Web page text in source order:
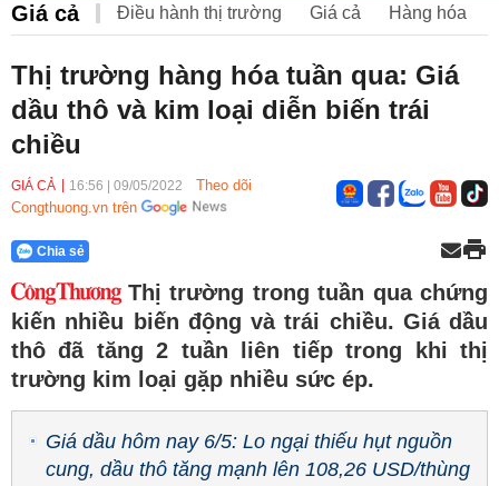
Giá cả Điều hành thị trường Giá cả Hàng hóa
Thị trường hàng hóa tuần qua: Giá
dầu thô và kim loại diễn biến trái
chiều
GIÁ CẢ 16:56 09/05/2022
Theo dõi
Congthuong.vn trên
Chia sẻ
Thị trường trong tuần qua chứng
kiến nhiều biến động và trái chiều. Giá dầu
thô đã tăng 2 tuần liên tiếp trong khi thị
trường kim loại gặp nhiều sức ép.
Giá dầu hôm nay 6/5: Lo ngại thiếu hụt nguồn
cung, dầu thô tăng mạnh lên 108,26 USD/thùng